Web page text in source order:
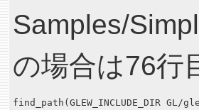
Samples/
の場合は76行
find_path(GLEW_INCLUDE_DIR GL/